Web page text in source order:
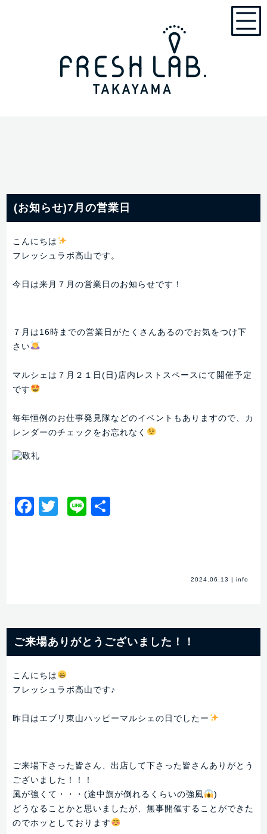
(お知らせ)7月の営業日
こんにちは
フレッシュラボ高山です。
今日は来月７月の営業日のお知らせです！
７月は16時までの営業日がたくさんあるのでお気をつけ下
さい
マルシェは７月２１日(日)店内レストスペースにて開催予定
です
毎年恒例のお仕事発見隊などのイベントもありますので、カ
レンダーのチェックをお忘れなく
Facebook
Twitter
Line
2024.06.13 | info
ご来場ありがとうございました！！
こんにちは
フレッシュラボ高山です♪
昨日はエブリ東山ハッピーマルシェの日でしたー
ご来場下さった皆さん、出店して下さった皆さんありがとう
ございました！！！
風が強くて・・・(途中旗が倒れるくらいの強風
)
どうなることかと思いましたが、無事開催することができた
のでホッとしております